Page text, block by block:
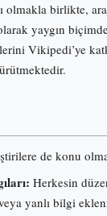
olmakla birlikte,
yaygın
Vikipedi’ye
de konu
Herkesin
yanlı bilgi